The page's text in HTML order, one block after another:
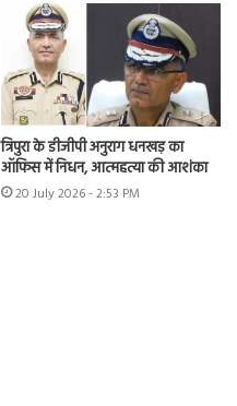
त्रिपुरा के डीजीपी अनुराग धनखड़ का
ऑफिस में निधन, आत्महत्या की आशंका
20 July 2026 - 2:53 PM